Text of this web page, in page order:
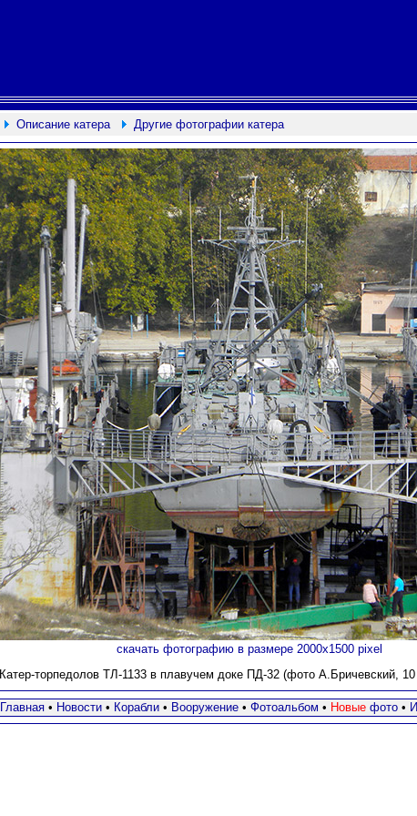
Описание катера Другие фотографии катера
скачать фотографию в размере 2000х1500 pixel
Катер-торпедолов ТЛ-1133 в плавучем доке ПД-32 (фото А.Бричевский, 10
Главная• Новости• Корабли• Вооружение • Фотоальбом • Новыефото •